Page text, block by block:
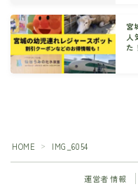
宮
人
た
HOME ＞ IMG_6054
運営者情報